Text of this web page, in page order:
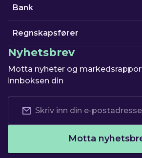
Bank
Regnskapsfører
Nyhetsbrev
Motta nyheter og
innboksen din
Motta